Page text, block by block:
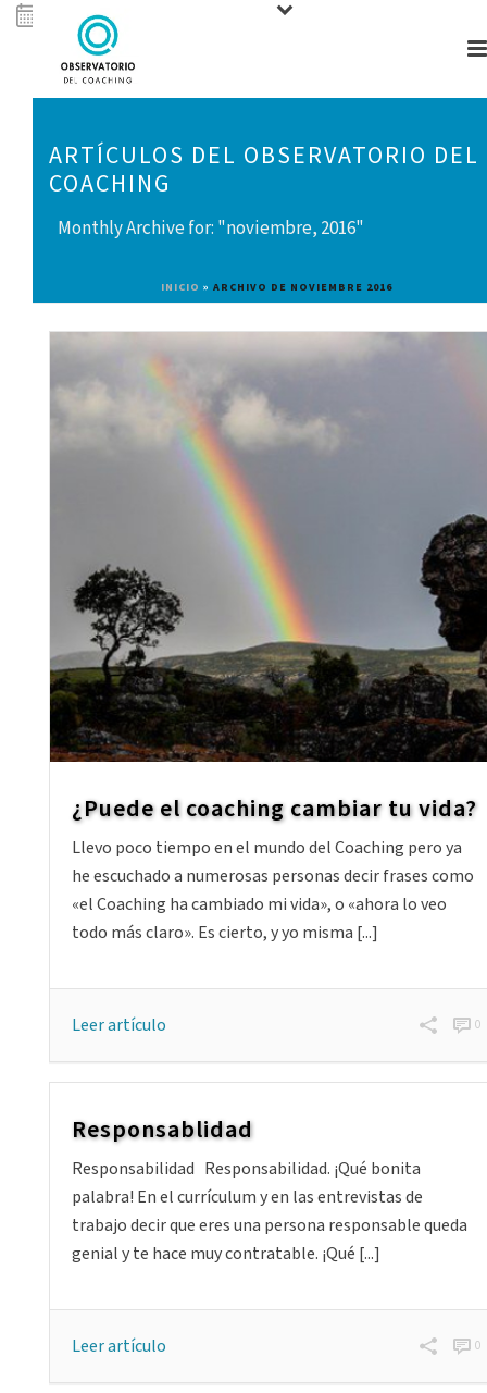
ARTÍCULOS DEL OBSERVATORIO DEL
COACHING
Monthly Archive for: "noviembre, 2016"
INICIO » ARCHIVO DE NOVIEMBRE 2016
¿Puede el coaching cambiar tu vida?
Llevo poco tiempo en el mundo del Coaching pero ya
he escuchado a numerosas personas decir frases como
«el Coaching ha cambiado mi vida», o «ahora lo veo
todo más claro». Es cierto, y yo misma [...]
Leer artículo 0
Responsablidad
Responsabilidad Responsabilidad. ¡Qué bonita
palabra! En el currículum y en las entrevistas de
trabajo decir que eres una persona responsable queda
genial y te hace muy contratable. ¡Qué [...]
Leer artículo 0